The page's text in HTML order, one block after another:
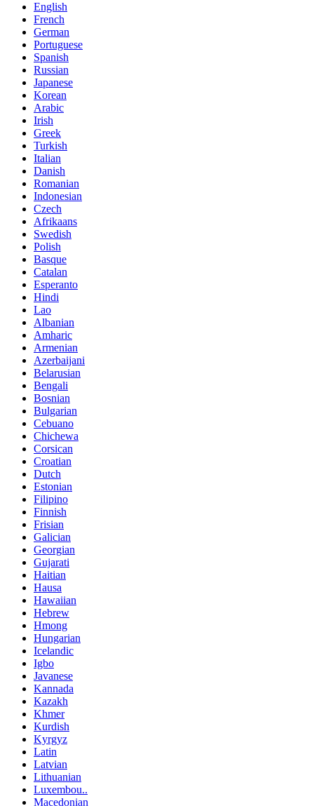
English
French
German
Portuguese
Spanish
Russian
Japanese
Korean
Arabic
Irish
Greek
Turkish
Italian
Danish
Romanian
Indonesian
Czech
Afrikaans
Swedish
Polish
Basque
Catalan
Esperanto
Hindi
Lao
Albanian
Amharic
Armenian
Azerbaijani
Belarusian
Bengali
Bosnian
Bulgarian
Cebuano
Chichewa
Corsican
Croatian
Dutch
Estonian
Filipino
Finnish
Frisian
Galician
Georgian
Gujarati
Haitian
Hausa
Hawaiian
Hebrew
Hmong
Hungarian
Icelandic
Igbo
Javanese
Kannada
Kazakh
Khmer
Kurdish
Kyrgyz
Latin
Latvian
Lithuanian
Luxembou..
Macedonian